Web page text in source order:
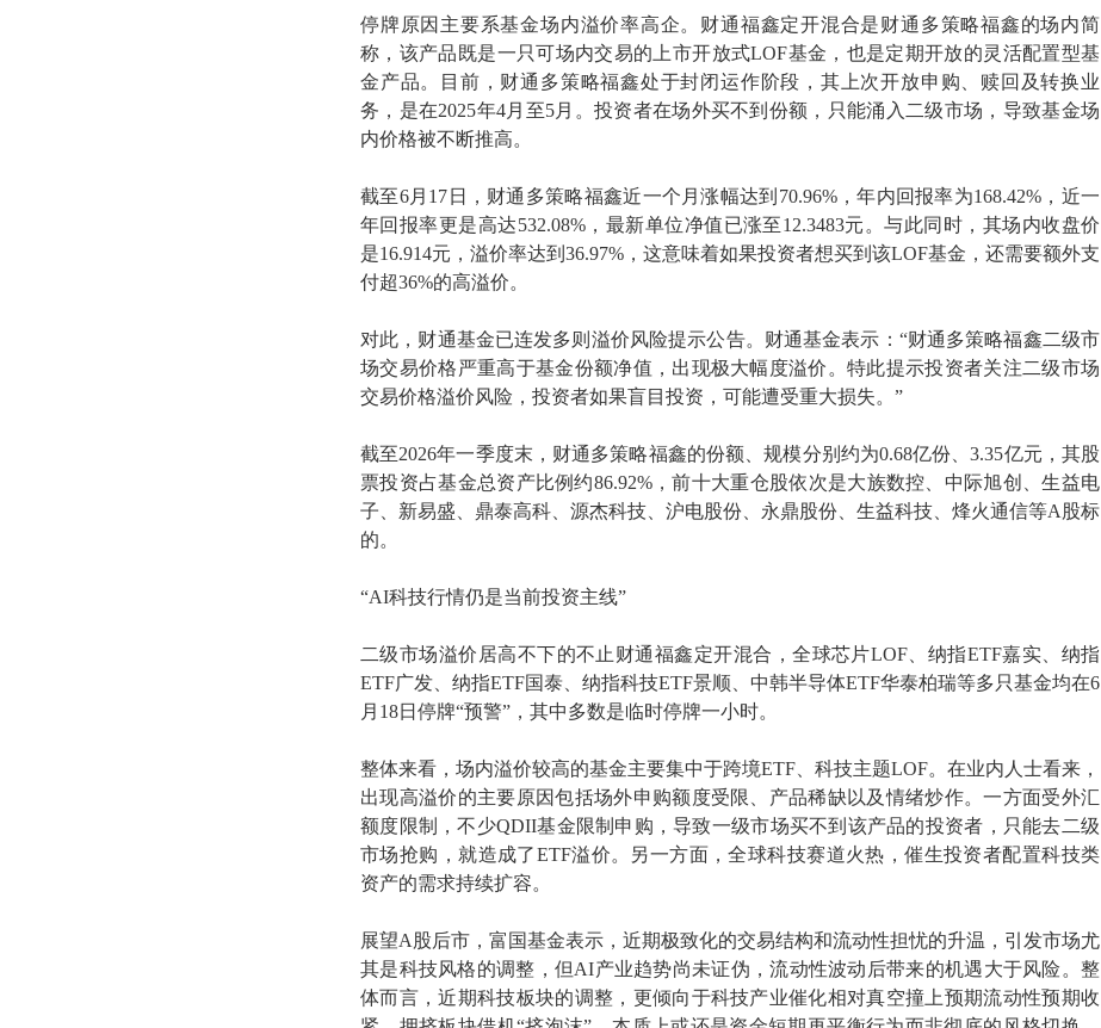
停牌原因主要系基金场内溢价率高企。财通福鑫定开混合是财通多策略福鑫的场内简
称，该产品既是一只可场内交易的上市开放式LOF基金，也是定期开放的灵活配置型基
金产品。目前，财通多策略福鑫处于封闭运作阶段，其上次开放申购、赎回及转换业
务，是在2025年4月至5月。投资者在场外买不到份额，只能涌入二级市场，导致基金场
内价格被不断推高。
截至6月17日，财通多策略福鑫近一个月涨幅达到70.96%，年内回报率为168.42%，近一
年回报率更是高达532.08%，最新单位净值已涨至12.3483元。与此同时，其场内收盘价
是16.914元，溢价率达到36.97%，这意味着如果投资者想买到该LOF基金，还需要额外支
付超36%的高溢价。
对此，财通基金已连发多则溢价风险提示公告。财通基金表示：“财通多策略福鑫二级市
场交易价格严重高于基金份额净值，出现极大幅度溢价。特此提示投资者关注二级市场
交易价格溢价风险，投资者如果盲目投资，可能遭受重大损失。”
截至2026年一季度末，财通多策略福鑫的份额、规模分别约为0.68亿份、3.35亿元，其股
票投资占基金总资产比例约86.92%，前十大重仓股依次是大族数控、中际旭创、生益电
子、新易盛、鼎泰高科、源杰科技、沪电股份、永鼎股份、生益科技、烽火通信等A股标
的。
“AI科技行情仍是当前投资主线”
二级市场溢价居高不下的不止财通福鑫定开混合，全球芯片LOF、纳指ETF嘉实、纳指
ETF广发、纳指ETF国泰、纳指科技ETF景顺、中韩半导体ETF华泰柏瑞等多只基金均在6
月18日停牌“预警”，其中多数是临时停牌一小时。
整体来看，场内溢价较高的基金主要集中于跨境ETF、科技主题LOF。在业内人士看来，
出现高溢价的主要原因包括场外申购额度受限、产品稀缺以及情绪炒作。一方面受外汇
额度限制，不少QDII基金限制申购，导致一级市场买不到该产品的投资者，只能去二级
市场抢购，就造成了ETF溢价。另一方面，全球科技赛道火热，催生投资者配置科技类
资产的需求持续扩容。
展望A股后市，富国基金表示，近期极致化的交易结构和流动性担忧的升温，引发市场尤
其是科技风格的调整，但AI产业趋势尚未证伪，流动性波动后带来的机遇大于风险。整
体而言，近期科技板块的调整，更倾向于科技产业催化相对真空撞上预期流动性预期收